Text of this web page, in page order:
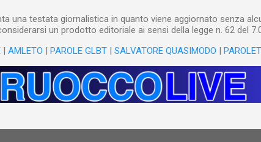
una testata giornalistica in quanto viene aggiornato senza
un prodotto editoriale ai sensi della legge n. 62 del
| AMLETO | PAROLE GLBT| SALVATORE QUASIMODO |